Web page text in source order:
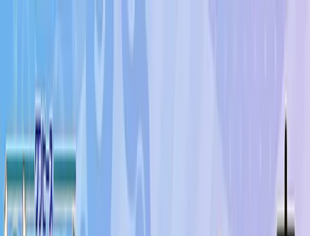
問い合わせ
2025年8月 上旬入荷
2025年8月 上旬入荷
PukuPot ワンピース 悪魔の
実 キャンディ モンキー・